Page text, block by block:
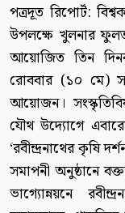
পত্রদূত রিপোর্ট:
উপলক্ষে খুলনার
আয়োজিত তিন
রোববার (১০ মে)
আয়োজন।
যৌথ উদ্যোগে
‘রবীন্দ্রনাথের কৃষি
সমাপনী অনুষ্ঠানে
ভাগ্যোন্নয়নে